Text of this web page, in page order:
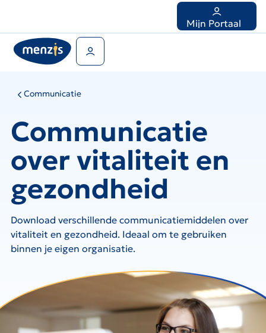
snelle
navigatie
Mijn Portaal
Communicatie
Communicatie
over vitaliteit en
gezondheid
Download verschillende communicatiemiddelen over
vitaliteit en gezondheid. Ideaal om te gebruiken
binnen je eigen organisatie.